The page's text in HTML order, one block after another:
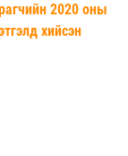
2020 оны
хийсэн